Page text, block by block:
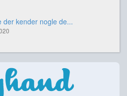
kender nogle de...